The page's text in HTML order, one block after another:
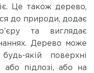
Це також дерево,
до природи, додає
та виглядає
Дерево може
якій поверхні
або підлозі, або на